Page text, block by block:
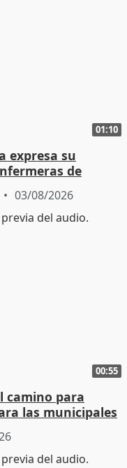
01:10
expresa su
de
03/08/2026
00:55
camino para
las municipales